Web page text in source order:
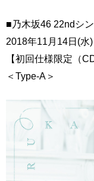
■乃木坂46 22ndシ
2018年11月14日(水
【初回仕様限定（
＜Type-A＞